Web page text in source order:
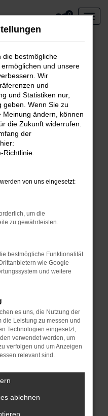
0
Error
dir helfen können:
und deine
zum Beispiel deine
Werbeblocker,
Seiten
Seite in einem
einem privaten
vorübergehende
Browser und dein
neuesten Stand
nur ein
kann auch dazu
nicht mehr
Schritte versucht
beheben. Du kannst
um uns bei der
die bestmögliche
und unsere
Wir
und
und Statistiken nur,
geben. Wenn Sie zu
ändern, können
die Zukunft widerrufen.
der
Richtlinie
von uns eingesetzt:
um die
zu gewährleisten.
bestmögliche Funktionalität
wie Google
und weitere
es uns, die Nutzung der
Leistung zu messen und
Technologien eingesetzt,
verwendet werden, um
verfolgen und um Anzeigen
relevant sind.
ablehnen